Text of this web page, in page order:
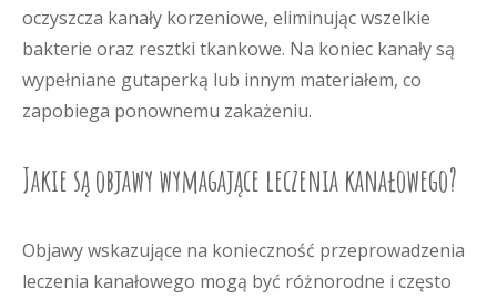
oczyszcza kanały korzeniowe, eliminując wszelkie
bakterie oraz resztki tkankowe. Na koniec kanały są
wypełniane gutaperką lub innym materiałem, co
zapobiega ponownemu zakażeniu.
Jakie są objawy wymagające leczenia kanałowego?
Objawy wskazujące na konieczność przeprowadzenia
leczenia kanałowego mogą być różnorodne i często